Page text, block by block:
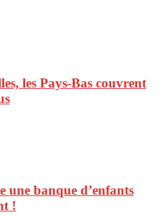
les Pays-Bas couvrent
une banque d’enfants
!